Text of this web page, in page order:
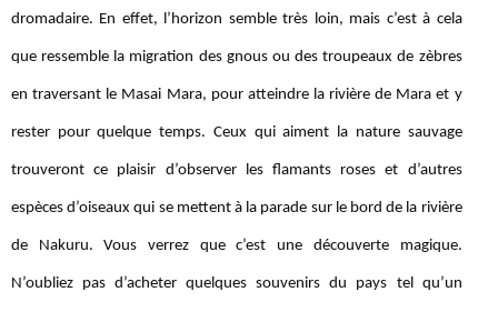
dromadaire. En effet, l’horizon semble très loin, mais c’est à cela
que ressemble la migration des gnous ou des troupeaux de zèbres
en traversant le Masai Mara, pour atteindre la rivière de Mara et y
rester pour quelque temps. Ceux qui aiment la nature sauvage
trouveront ce plaisir d’observer les flamants roses et d’autres
espèces d’oiseaux qui se mettent à la parade sur le bord de la rivière
de Nakuru. Vous verrez que c’est une découverte magique.
N’oubliez pas d’acheter quelques souvenirs du pays tel qu’un